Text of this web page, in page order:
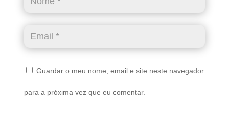
Guardar o meu nome, email e site neste navegador
para a próxima vez que eu comentar.